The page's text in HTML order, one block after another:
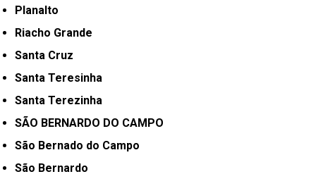
Planalto
Riacho Grande
Santa Cruz
Santa Teresinha
Santa Terezinha
SÃO BERNARDO DO CAMPO
São Bernado do Campo
São Bernardo